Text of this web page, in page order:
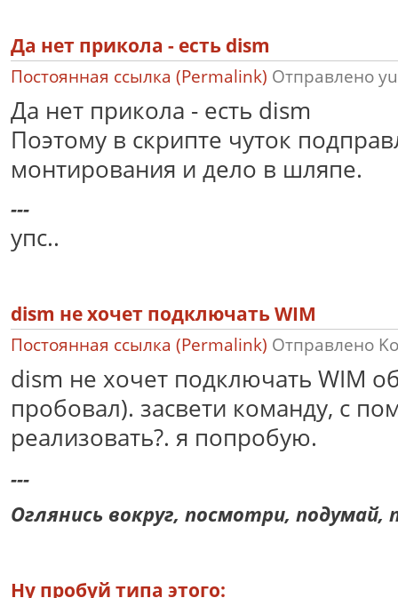
Да нет прикола - есть dism
Постоянная ссылка (Permalink) Отправлено
Да нет прикола - есть dism
Поэтому в скрипте чуток
монтирования и дело в шляпе.
---
упс..
dism не хочет подключать WIM
Постоянная ссылка (Permalink) Отправлено
dism не хочет подключать WIM
пробовал). засвети команду, с
реализовать?. я попробую.
---
Оглянись вокруг, посмотри, подумай,
Ну пробуй типа этого: